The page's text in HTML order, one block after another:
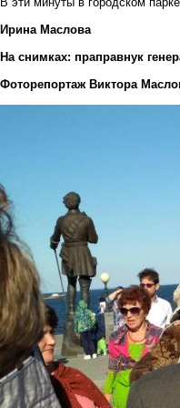
Ирина Маслова
На снимках: праправнук
Фоторепортаж Виктора